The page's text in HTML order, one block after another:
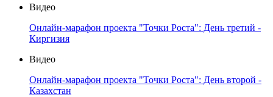
Видео
Онлайн-марафон проекта "Точки Роста": День третий -
Киргизия
Видео
Онлайн-марафон проекта "Точки Роста": День второй -
Казахстан